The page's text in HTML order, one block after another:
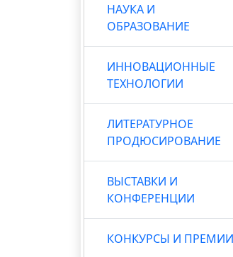
НАУКА И
ОБРАЗОВАНИЕ
ИННОВАЦИОННЫЕ
ТЕХНОЛОГИИ
ЛИТЕРАТУРНОЕ
ПРОДЮСИРОВАНИЕ
ВЫСТАВКИ И
КОНФЕРЕНЦИИ
КОНКУРСЫ И ПРЕМИИ